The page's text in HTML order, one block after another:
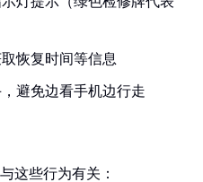
恢复时间等信息
避免边看手机边行走
这些行为有关：